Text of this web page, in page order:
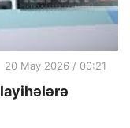
20 May 2026 / 00:21